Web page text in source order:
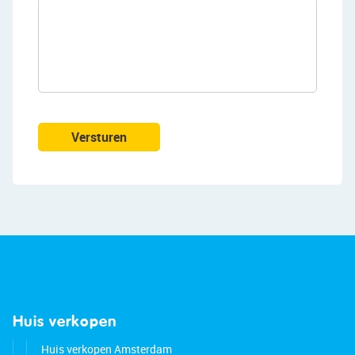
This floor also has recessed spotlights and
Garden:
Parking:
Versturen
Huis verkopen
Huis verkopen Amsterdam